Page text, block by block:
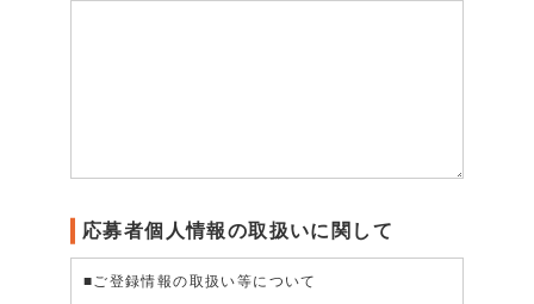
応募者個人情報の取扱いに関して
■ご登録情報の取扱い等について